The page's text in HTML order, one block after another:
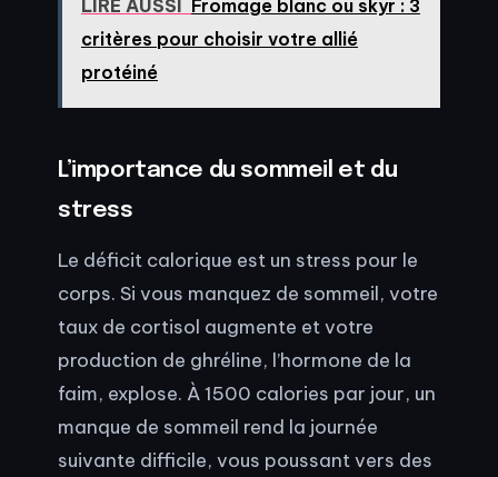
LIRE AUSSI Fromage blanc ou skyr : 3
critères pour choisir votre allié
protéiné
L’importance du sommeil et du
stress
Le déficit calorique est un stress pour le
corps. Si vous manquez de sommeil, votre
taux de cortisol augmente et votre
production de ghréline, l’hormone de la
faim, explose. À 1500 calories par jour, un
manque de sommeil rend la journée
suivante difficile, vous poussant vers des